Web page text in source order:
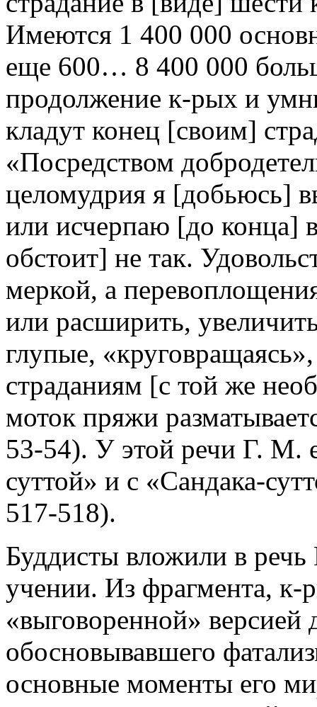
Имеются 1 400 000
еще 600… 8 400 000
продолжение к-рых и
кладут конец [своим]
«Посредством
целомудрия я [добьюсь]
или исчерпаю [до конца]
обстоит] не так.
меркой, а
или расширить,
глупые,
страданиям [с той же
моток пряжи
53-54). У этой речи Г. М.
суттой» и с «Сандака-
517-518).
Буддисты вложили в
учении. Из фрагмента, к-
«выговоренной» версией
обосновывавшего
основные моменты его